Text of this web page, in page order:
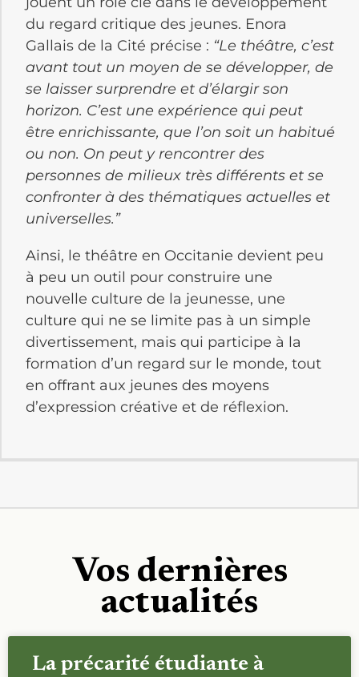
du regard critique des jeunes. Enora
Gallais de la Cité précise : “Le théâtre, c’est
avant tout un moyen de se développer, de
se laisser surprendre et d’élargir son
horizon. C’est une expérience qui peut
être enrichissante, que l’on soit un habitué
ou non. On peut y rencontrer des
personnes de milieux très différents et se
confronter à des thématiques actuelles et
universelles.”
Ainsi, le théâtre en Occitanie devient peu
à peu un outil pour construire une
nouvelle culture de la jeunesse, une
culture qui ne se limite pas à un simple
divertissement, mais qui participe à la
formation d’un regard sur le monde, tout
en offrant aux jeunes des moyens
d’expression créative et de réflexion.
Vos dernières
actualités
La précarité étudiante à